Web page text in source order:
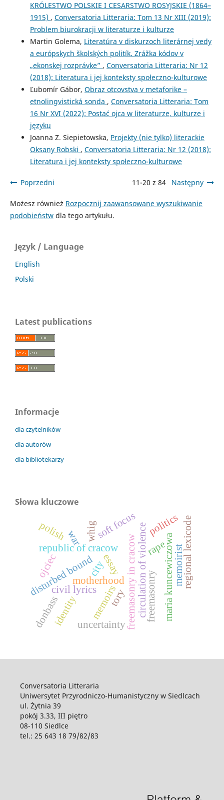
KRÓLESTWO POLSKIE I CESARSTWO ROSYJSKIE (1864–
1915) , Conversatoria Litteraria: Tom 13 Nr XIII (2019):
Problem biurokracji w literaturze i kulturze
Martin Golema, Literatúra v diskurzoch literárnej vedy
a európskych školských politík. Zrážka kódov v
„ekonskej rozprávke” , Conversatoria Litteraria: Nr 12
(2018): Literatura i jej konteksty społeczno-kulturowe
Ľubomír Gábor, Obraz otcovstva v metaforike –
etnolingvistická sonda , Conversatoria Litteraria: Tom
16 Nr XVI (2022): Postać ojca w literaturze, kulturze i
języku
Joanna Z. Siepietowska, Projekty (nie tylko) literackie
Oksany Robski , Conversatoria Litteraria: Nr 12 (2018):
Literatura i jej konteksty społeczno-kulturowe
Poprzedni 11-20 z 84 Następny
Możesz również Rozpocznij zaawansowane wyszukiwanie
podobieństwdla tego artykułu.
Język / Language
English
Polski
Latest publications
Informacje
dla czytelników
dla autorów
dla bibliotekarzy
Słowa kluczowe
freemasonry
freemasonry in cracow
republic of cracow
motherhood
rape
disturbed bound circulation of violencemaria kuncewiczowa
memoirs
memoirist
soft focus
uncertainty
ojciec
civil lyrics
identity
regional lexicode
donbass
city
war
essay
tory
whig
polish politics
Conversatoria Litteraria
Uniwersytet Przyrodniczo-Humanistyczny w Siedlcach
ul. Żytnia 39
pokój 3.33, III piętro
08-110 Siedlce
tel.: 25 643 18 79/82/83